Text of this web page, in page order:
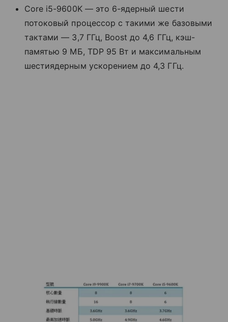
Core i5-9600K — это 6-ядерный шести
потоковый процессор с такими же базовыми
тактами — 3,7 ГГц, Boost до 4,6 ГГц, кэш-
памятью 9 МБ, TDP 95 Вт и максимальным
шестиядерным ускорением до 4,3 ГГц.